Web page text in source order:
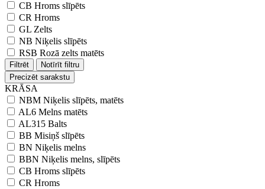
CB Hroms slīpēts
CR Hroms
GL Zelts
NB Niķelis slīpēts
RSB Rozā zelts matēts
Filtrēt
Notīrīt filtru
Precizēt sarakstu
KRĀSA
NBM Niķelis slīpēts, matēts
AL6 Melns matēts
AL315 Balts
BB Misiņš slīpēts
BN Niķelis melns
BBN Niķelis melns, slīpēts
CB Hroms slīpēts
CR Hroms